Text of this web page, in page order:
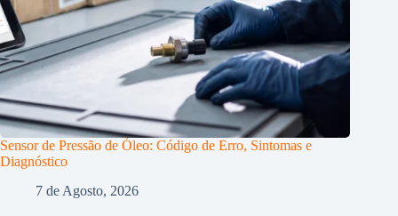
Sensor de Pressão de Óleo: Código de Erro, Sintomas e
Diagnóstico
7 de Agosto, 2026